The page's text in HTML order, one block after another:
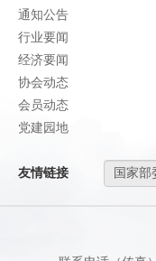
通知公告
行业要闻
经济要闻
协会动态
会员动态
党建园地
友情链接